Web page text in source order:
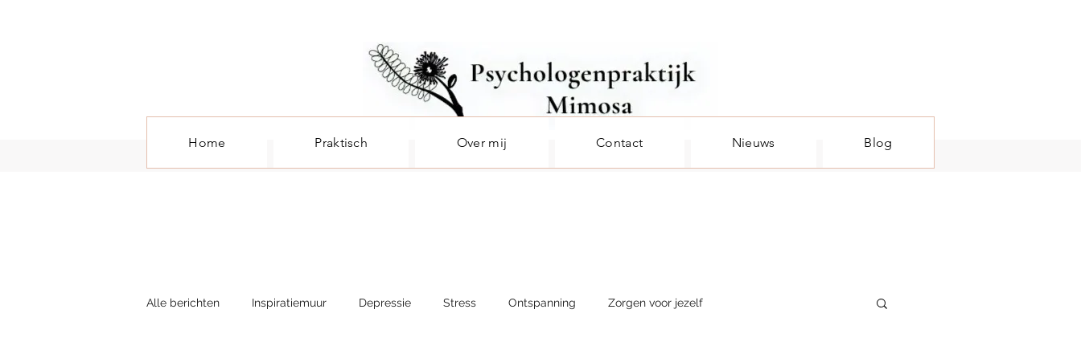
Home Praktisch Over mij Contact Nieuws Blog
Alle berichten Inspiratiemuur Depressie Stress Ontspanning Zorgen voor jezelf